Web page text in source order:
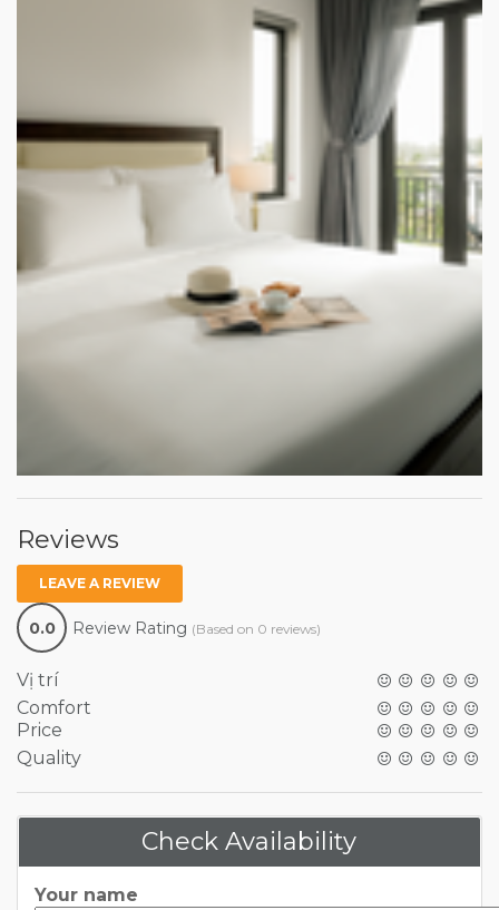
Reviews
LEAVE A REVIEW
0.0 Review Rating (Based on 0 reviews)
Vị trí
Comfort
Price
Quality
Check Availability
Your name